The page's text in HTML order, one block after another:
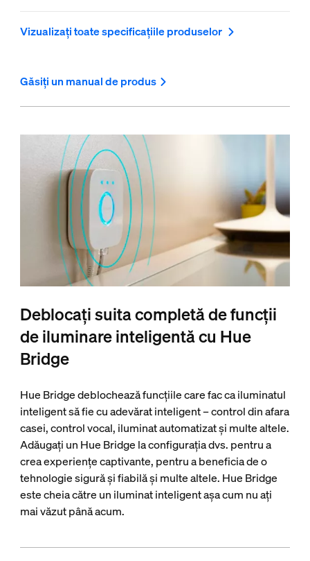
Vizualizați toate specificațiile produselor
Găsiți un manual de produs
Deblocați suita completă de funcții
de iluminare inteligentă cu Hue
Bridge
Hue Bridge deblochează funcțiile care fac ca iluminatul
inteligent să fie cu adevărat inteligent – control din afara
casei, control vocal, iluminat automatizat și multe altele.
Adăugați un Hue Bridge la configurația dvs. pentru a
crea experiențe captivante, pentru a beneficia de o
tehnologie sigură și fiabilă și multe altele. Hue Bridge
este cheia către un iluminat inteligent așa cum nu ați
mai văzut până acum.